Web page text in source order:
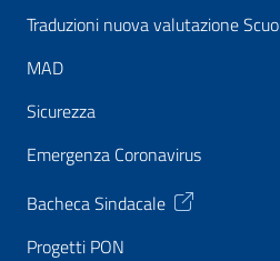
Traduzioni nuova valutazione
MAD
Sicurezza
Emergenza Coronavirus
Bacheca Sindacale
Progetti PON